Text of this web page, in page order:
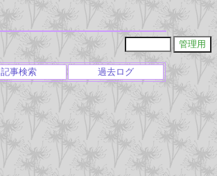
記事検索 過去ログ